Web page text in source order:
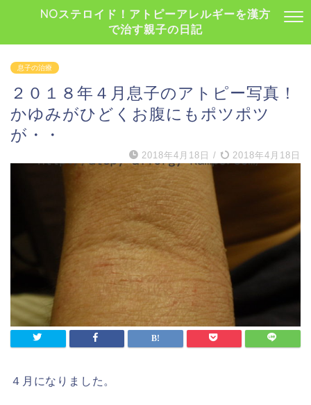
NOステロイド！アトピーアレルギーを漢方
で治す親子の日記
息子の治療
２０１８年４月息子のアトピー写真！
かゆみがひどくお腹にもポツポツ
が・・
2018年4月18日 / 2018年4月18日
４月になりました。